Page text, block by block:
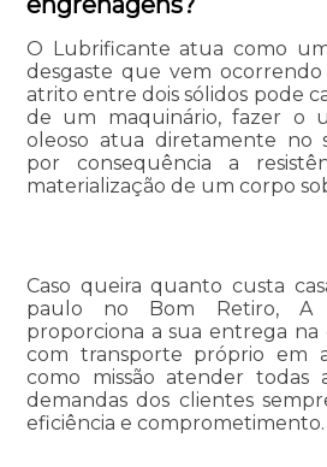
O Lubrificante atua como
desgaste que vem
atrito entre dois sólidos pode
de um maquinário, fazer o
oleoso atua diretamente no
por consequência a
materialização de um corpo
Caso queira quanto custa
paulo no Bom Retiro, A
proporciona a sua entrega na
com transporte próprio em
como missão atender todas
demandas dos clientes
eficiência e comprometimento.